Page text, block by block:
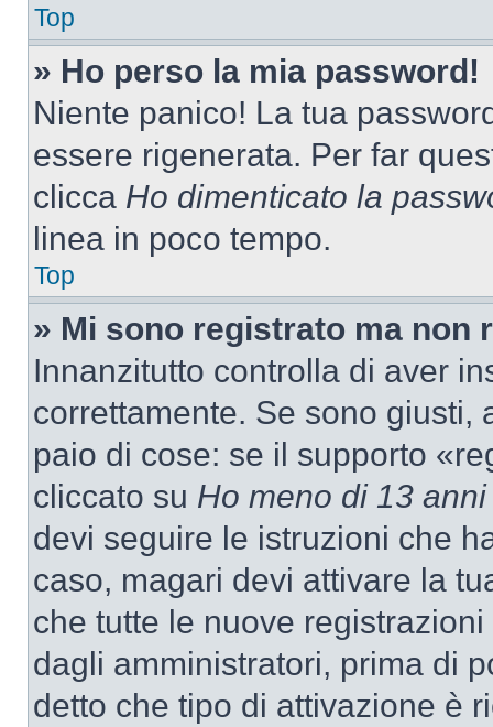
Top
» Ho perso la mia password!
Niente panico! La tua
essere rigenerata. Per far
clicca Ho dimenticato la
linea in poco tempo.
Top
» Mi sono registrato ma non
Innanzitutto controlla di aver
correttamente. Se sono giusti,
paio di cose: se il supporto
cliccato su Ho meno di 13 anni
devi seguire le istruzioni che
caso, magari devi attivare la
che tutte le nuove
dagli amministratori, prima di
detto che tipo di attivazione è